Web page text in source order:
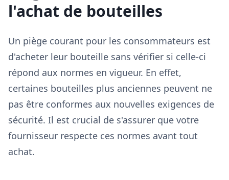
l'achat de bouteilles
Un piège courant pour les consommateurs est
d'acheter leur bouteille sans vérifier si celle-ci
répond aux normes en vigueur. En effet,
certaines bouteilles plus anciennes peuvent ne
pas être conformes aux nouvelles exigences de
sécurité. Il est crucial de s'assurer que votre
fournisseur respecte ces normes avant tout
achat.